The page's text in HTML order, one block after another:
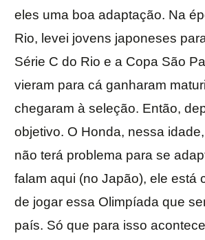
eles uma boa adaptação. Na
Rio, levei jovens japoneses
Série C do Rio e a Copa São
vieram para cá ganharam
chegaram à seleção. Então,
objetivo. O Honda, nessa
não terá problema para se
falam aqui (no Japão), ele está
de jogar essa Olimpíada que
país. Só que para isso